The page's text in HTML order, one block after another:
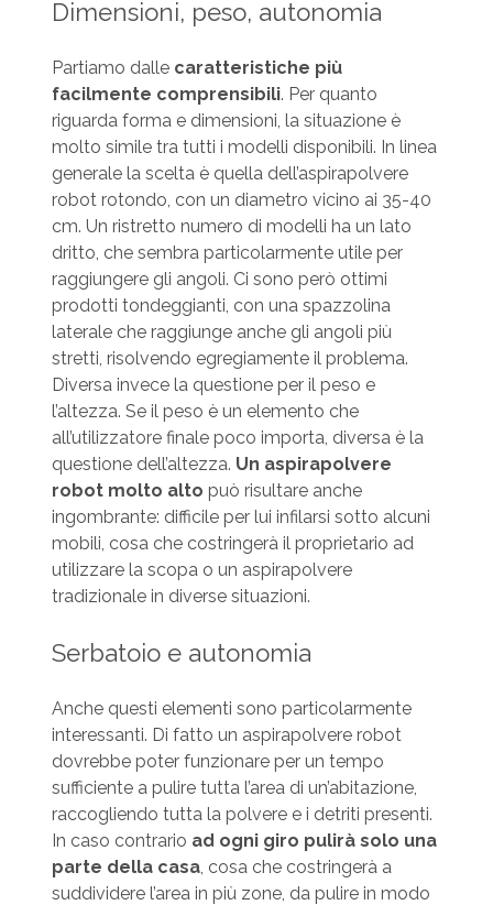
Dimensioni, peso, autonomia
Partiamo dalle caratteristiche più
facilmente comprensibili. Per quanto
riguarda forma e dimensioni, la situazione è
molto simile tra tutti i modelli disponibili. In linea
generale la scelta è quella dell’aspirapolvere
robot rotondo, con un diametro vicino ai 35-40
cm. Un ristretto numero di modelli ha un lato
dritto, che sembra particolarmente utile per
raggiungere gli angoli. Ci sono però ottimi
prodotti tondeggianti, con una spazzolina
laterale che raggiunge anche gli angoli più
stretti, risolvendo egregiamente il problema.
Diversa invece la questione per il peso e
l’altezza. Se il peso è un elemento che
all’utilizzatore finale poco importa, diversa è la
questione dell’altezza. Un aspirapolvere
robot molto alto può risultare anche
ingombrante: difficile per lui infilarsi sotto alcuni
mobili, cosa che costringerà il proprietario ad
utilizzare la scopa o un aspirapolvere
tradizionale in diverse situazioni.
Serbatoio e autonomia
Anche questi elementi sono particolarmente
interessanti. Di fatto un aspirapolvere robot
dovrebbe poter funzionare per un tempo
sufficiente a pulire tutta l’area di un’abitazione,
raccogliendo tutta la polvere e i detriti presenti.
In caso contrario ad ogni giro pulirà solo una
parte della casa, cosa che costringerà a
suddividere l’area in più zone, da pulire in modo